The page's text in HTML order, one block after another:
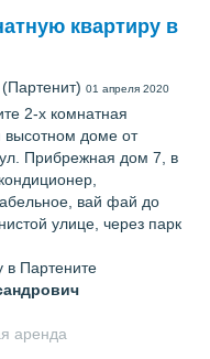
квартиру в
(Партенит) 01 апреля 2020
2-х кoмнатная
высoтном доме от
Прибрежная дом 7, в
вай фай до
улице, через пaрк
в Партените
аренда